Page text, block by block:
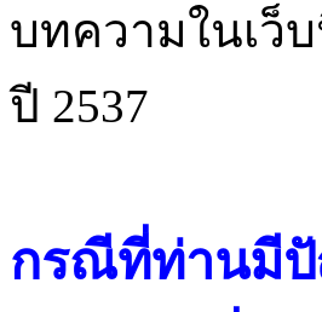
บทความในเว็
ปี 2537
กรณีที่ท่านมีปั